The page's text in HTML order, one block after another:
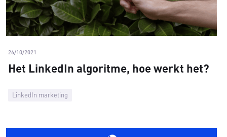
LinkedIn marketing
26/10/2021
Het LinkedIn algoritme, hoe werkt het?